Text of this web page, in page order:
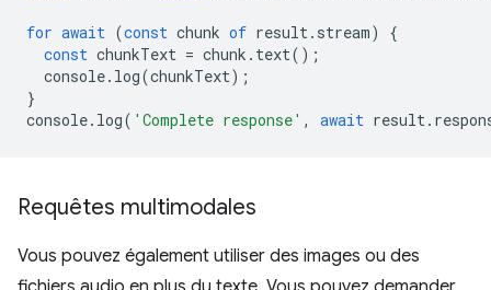
for await (const chunk of result. stream)
{
const chunkText = chunk . text();
console. log(chunkText);
}
console. log( 'Complete response' , await result.
Requêtes multimodales
Vous pouvez également utiliser des images ou des